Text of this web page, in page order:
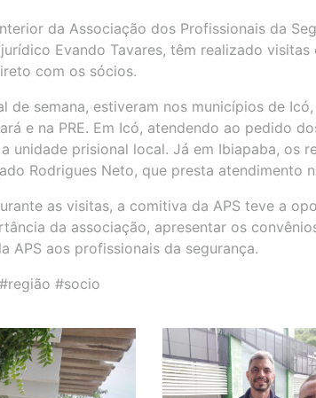
da Associação dos Profissionais da
Evando Tavares, têm realizado
com os sócios.
de semana, estiveram nos municípios de
e na PRE. Em Icó, atendendo ao pedido
unidade prisional local. Já em Ibiapaba, os
Rodrigues Neto, que presta atendimento
as visitas, a comitiva da APS teve a
da associação, apresentar os
APS aos profissionais da segurança.
#socio